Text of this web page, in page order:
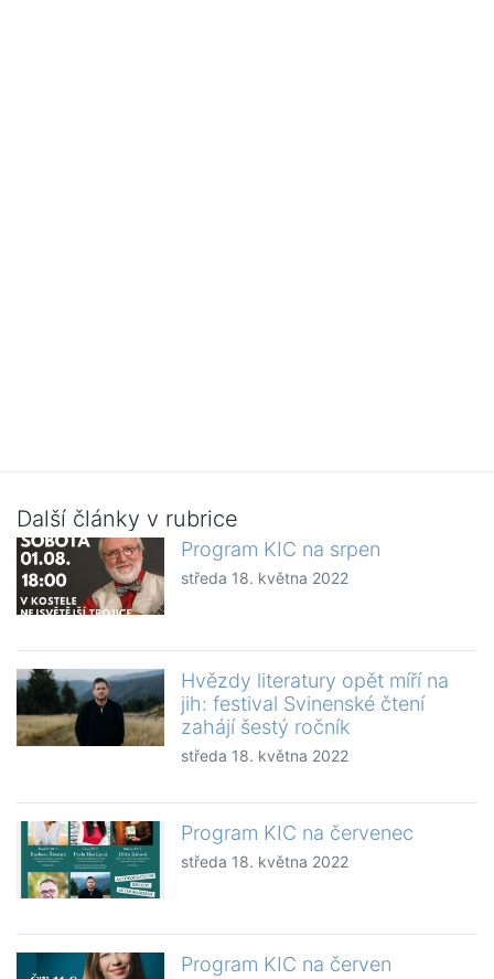
Další články v rubrice
Program KIC na srpen
středa 18. května 2022
Hvězdy literatury opět míří na
jih: festival Svinenské čtení
zahájí šestý ročník
středa 18. května 2022
Program KIC na červenec
středa 18. května 2022
Program KIC na červen